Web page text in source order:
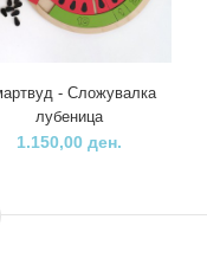
- Сложувалка
лубеница
1.150,00 ден.